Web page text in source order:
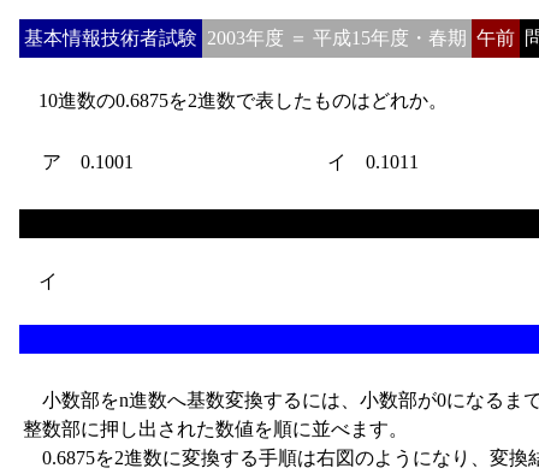
基本情報技術者試験 2003年度 ＝ 平成15年度・春期 午前
10進数の0.6875を2進数で表したものはどれか。
ア 0.1001 イ 0.1011
イ
小数部をn進数へ基数変換するには、小数部が0になるま
整数部に押し出された数値を順に並べます。
0.6875を2進数に変換する手順は右図のようになり、変換